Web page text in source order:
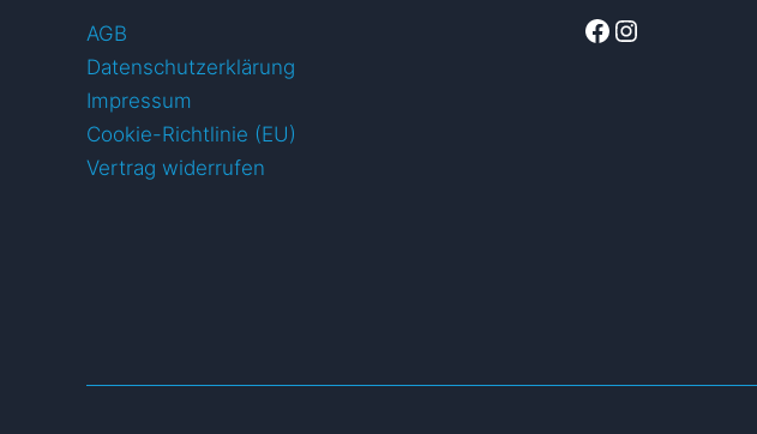
AGB
Datenschutzerklärung
Impressum
Cookie-Richtlinie (EU)
Vertrag widerrufen
Facebook
Instagram